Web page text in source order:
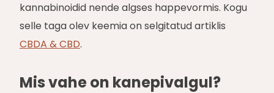
kannabinoidid nende algses happevormis. Kogu
selle taga olev keemia on selgitatud artiklis
CBDA & CBD.
Mis vahe on kanepivalgul?